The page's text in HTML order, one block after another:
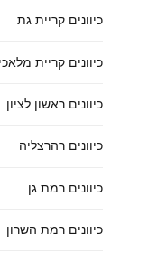
כיוונים קריית גת
כיוונים קריית מלאכי
כיוונים ראשון לציון
כיוונים רהרצליה
כיוונים רמת גן
כיוונים רמת השרון